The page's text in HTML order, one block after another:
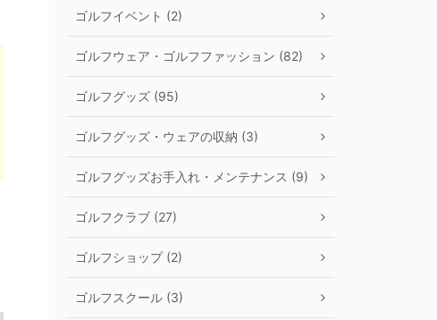
ゴルフイベント (2)
ゴルフウェア・ゴルフファッション (82)
ゴルフグッズ (95)
ゴルフグッズ・ウェアの収納 (3)
ゴルフグッズお手入れ・メンテナンス (9)
ゴルフクラブ (27)
ゴルフショップ (2)
ゴルフスクール (3)